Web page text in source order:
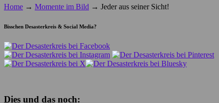
Home → Momente im Bild → Jeder aus seiner Sicht!
Bisschen Desasterkreis & Social Media?
Dies und das noch: